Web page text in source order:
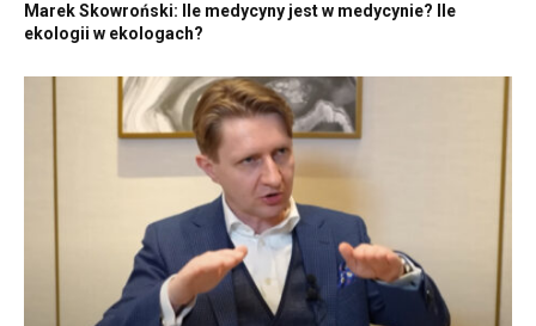
Marek Skowroński: Ile medycyny jest w medycynie? Ile
ekologii w ekologach?